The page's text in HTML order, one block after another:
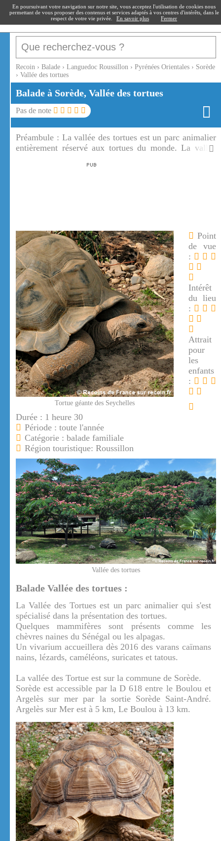
recoin.fr
Recoin › Balade › Languedoc Roussillon › Pyrénées Orientales › Sorède
› Vallée des tortues
Balade à Sorède, Vallée des tortues
Pas de note
Préambule : La vallée des tortues est un parc animalier
entièrement réservé aux tortues du monde. La vallée
commune de Sorède.
Tortue géante des Seychelles
Point
de vue
:
Intérêt
du lieu
:
Attrait
pour
les
enfants
:
Durée : 1 heure 30
Période : toute l'année
Catégorie : balade familiale
Région touristique: Roussillon
Vallée des tortues
Balade Vallée des tortues :
La Vallée des Tortues est un parc animalier qui s'est
spécialisé dans la présentation des tortues.
Quelques mammifères sont présents comme les
chèvres naines du Sénégal ou les alpagas.
Un vivarium accueillera dès 2016 des varans caïmans
nains, lézards, caméléons, suricates et tatous.
La vallée des Tortue est sur la commune de Sorède.
Sorède est accessible par la D 618 entre le Boulou et
Argelès sur mer par la sortie Sorède Saint-André.
Argelès sur Mer est à 5 km, Le Boulou à 13 km.
En poursuivant votre navigation sur notre site, vous acceptez l'utilisation de cookies nous
permettant de vous proposer des contenus et services adaptés à vos centres d'intérêts, dans le
respect de votre vie privée.
En savoir plus Fermer